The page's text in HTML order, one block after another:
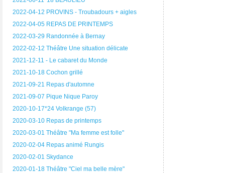
2022-04-12 PROVINS - Troubadours + aigles
2022-04-05 REPAS DE PRINTEMPS
2022-03-29 Randonnée à Bernay
2022-02-12 Théâtre Une situation délicate
2021-12-11 - Le cabaret du Monde
2021-10-18 Cochon grillé
2021-09-21 Repas d'automne
2021-09-07 Pique Nique Paroy
2020-10-17*24 Volkrange (57)
2020-03-10 Repas de printemps
2020-03-01 Théâtre "Ma femme est folle"
2020-02-04 Repas animé Rungis
2020-02-01 Skydance
2020-01-18 Théâtre "Ciel ma belle mère"